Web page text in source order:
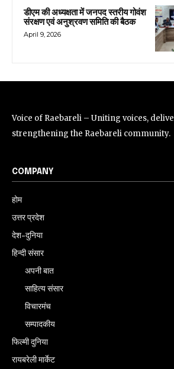
डीएम की अध्यक्षता में जनपद स्तरीय गोवंश
संरक्षण एवं अनुश्रवण समिति की बैठक
April 9, 2026
Voice of Raebareli – Uniting voices,
strengthening the Raebareli community.
COMPANY
होम
उत्तर प्रदेश
देश-दुनिया
हिन्दी संसार
अपनी बात
साहित्य संसार
विचारमंच
सम्पादकीय
फिल्मी दुनिया
रायबरेली मार्केट